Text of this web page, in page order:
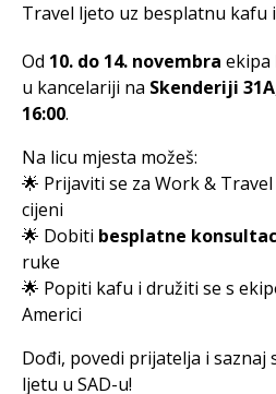
Travel ljeto uz besplatnu kafu
Od 10. do 14. novembra ekipa
u kancelariji na Skenderiji 31A
16:00.
Na licu mjesta možeš:
🌟 Prijaviti se za Work &
cijeni
🌟 Dobiti besplatne
ruke
🌟 Popiti kafu i družiti se s
Americi
Dođi, povedi prijatelja i saznaj
ljetu u SAD-u!